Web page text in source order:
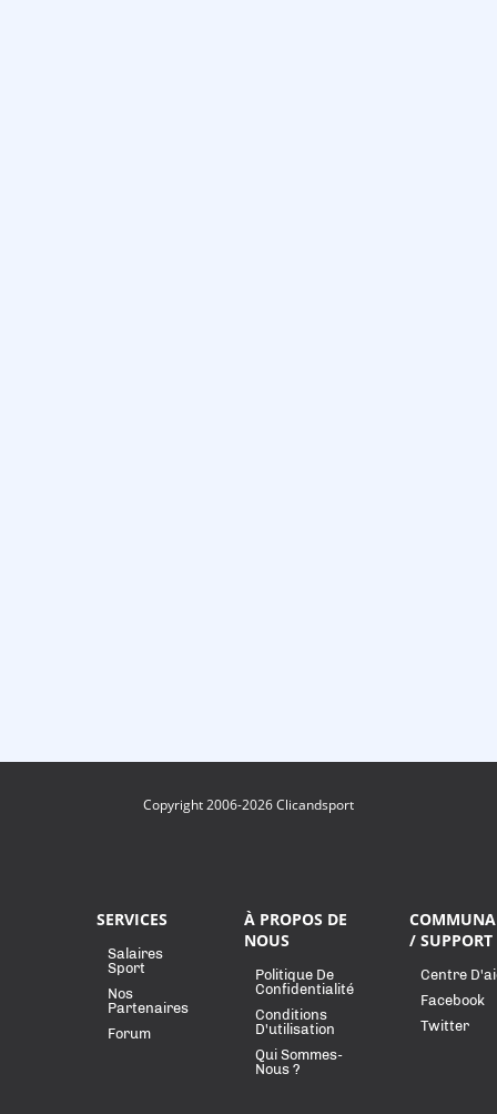
Copyright 2006-2026 Clicandsport
SERVICES
Salaires
Sport
Nos
Partenaires
Forum
À PROPOS DE
NOUS
Politique De
Confidentialité
Conditions
D'utilisation
Qui Sommes-
Nous ?
/ SUPPORT
Centre
Facebook
Twitter